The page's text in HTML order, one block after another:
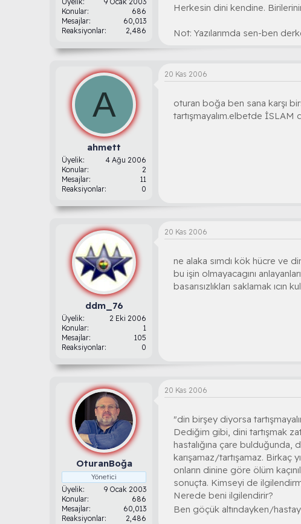
Konular
686
Mesajlar
60,013
Reaksiyonlar
2,486
Herkesin dini kendine.
Not: Yazılarımda sen-ben
A
ahmett
Üyelik
4 Ağu 2006
Konular
2
Mesajlar
11
Reaksiyonlar
0
20 Kas 2006
oturan boğa ben sana karşı
tartışmayalım.elbetde
ddm_76
Üyelik
2 Eki 2006
Konular
1
Mesajlar
105
Reaksiyonlar
0
20 Kas 2006
ne alaka sımdı kök hücre ve
bu işin olmayacagını
basarısızlıkları saklamak ıcın
OturanBoğa
Yönetici
Üyelik
9 Ocak 2003
Konular
686
Mesajlar
60,013
Reaksiyonlar
2,486
20 Kas 2006
"din birşey diyorsa
Dediğim gibi, dini tartışmak
hastalığına çare bulduğunda,
karışamaz/tartışamaz. Birkaç
onların dinine göre ölüm
sonuçta. Kimseyi de
Nerede beni ilgilendirir?
Ben göçük altındayken/